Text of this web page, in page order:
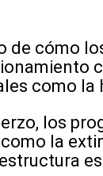
cómo
como la
los
la